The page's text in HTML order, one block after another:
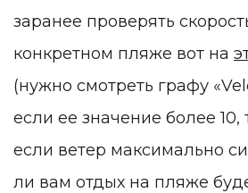
заранее проверять
конкретном пляже вот на
(нужно смотреть графу
если ее значение более 10,
если ветер максимально
ли вам отдых на пляже